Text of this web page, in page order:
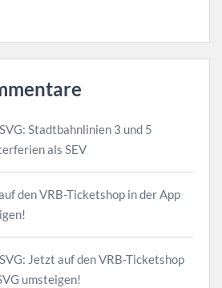
Stadtbahnlinien 3 und 5
als SEV
den VRB-Ticketshop in der App
Jetzt auf den VRB-Ticketshop
umsteigen!